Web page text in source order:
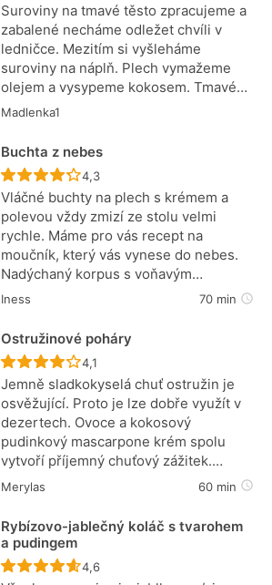
Suroviny na tmavé těsto zpracujeme a
zabalené necháme odležet chvíli v
ledničce. Mezitím si vyšleháme
suroviny na náplň. Plech vymažeme
olejem a vysypeme kokosem. Tmavé…
Madlenka1
Buchta z nebes
Recept ještě nebyl hodnocen
4,3
Vláčné buchty na plech s krémem a
polevou vždy zmizí ze stolu velmi
rychle. Máme pro vás recept na
moučník, který vás vynese do nebes.
Nadýchaný korpus s voňavým…
Iness 70 min
Ostružinové poháry
Recept ještě nebyl hodnocen
4,1
Jemně sladkokyselá chuť ostružin je
osvěžující. Proto je lze dobře využít v
dezertech. Ovoce a kokosový
pudinkový mascarpone krém spolu
vytvoří příjemný chuťový zážitek.…
Merylas 60 min
Rybízovo-jablečný koláč s tvarohem
a pudingem
Recept ještě nebyl hodnocen
4,6